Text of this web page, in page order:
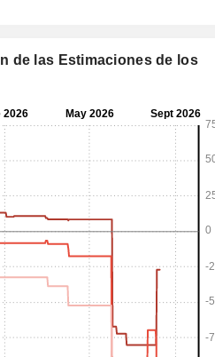
de las Estimaciones de los